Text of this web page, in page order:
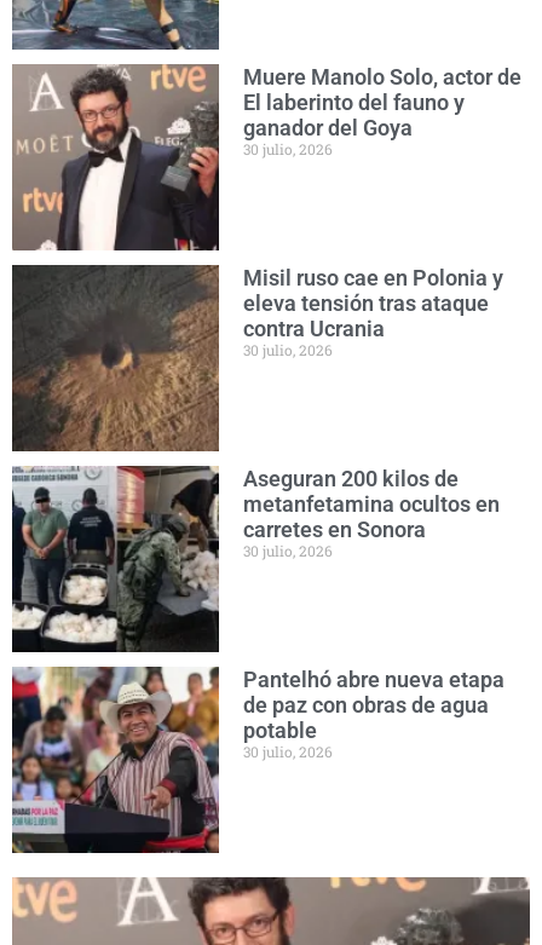
Muere Manolo Solo, actor de
El laberinto del fauno y
ganador del Goya
30 julio, 2026
Misil ruso cae en Polonia y
eleva tensión tras ataque
contra Ucrania
30 julio, 2026
Aseguran 200 kilos de
metanfetamina ocultos en
carretes en Sonora
30 julio, 2026
Pantelhó abre nueva etapa
de paz con obras de agua
potable
30 julio, 2026